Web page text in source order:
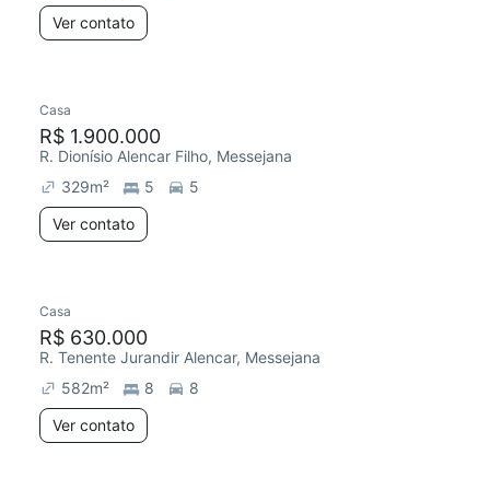
Ver contato
Casa
R$ 1.900.000
R. Dionísio Alencar Filho, Messejana
329m² 5
5
Ver contato
Casa
R$ 630.000
R. Tenente Jurandir Alencar, Messejana
582m² 8
8
Ver contato